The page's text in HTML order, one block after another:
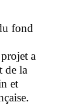
fond
a
de la
et